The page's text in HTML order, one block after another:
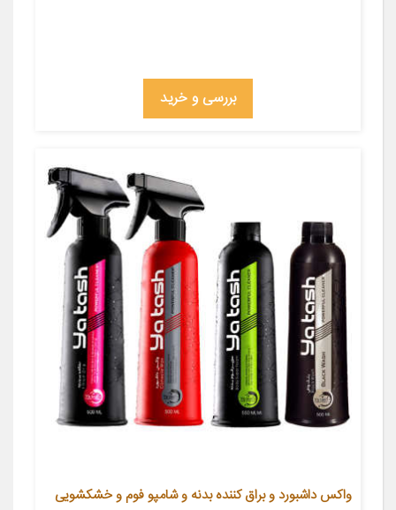
بررسی و خرید
واکس داشبورد و براق کننده بدنه و شامپو فوم و خشکشویی